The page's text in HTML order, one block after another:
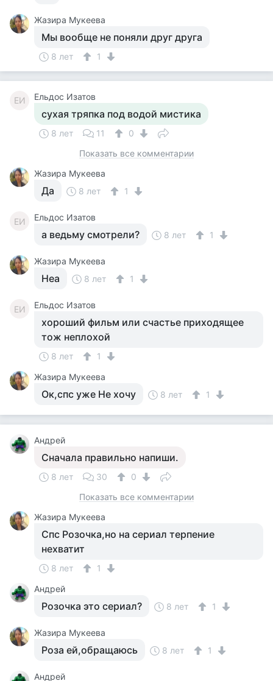
Жазира Мукеева
Мы вообще не поняли друг друга
8 лет 1
ЕИ Ельдос Изатов
сухая тряпка под водой мистика
8 лет 11
0
Показать все комментарии
Жазира Мукеева
Да 8 лет 1
ЕИ Ельдос Изатов
а ведьму смотрели? 8 лет 1
Жазира Мукеева
Неа 8 лет 1
ЕИ Ельдос Изатов
хороший фильм или счастье приходящее
тож неплохой
8 лет
1
Жазира Мукеева
Ок,спс уже Не хочу 8 лет 1
Андрей
Сначала правильно напиши.
8 лет 30
0
Показать все комментарии
Жазира Мукеева
Спс Розочка,но на сериал терпение
нехватит
8 лет
1
Андрей
Розочка это сериал? 8 лет 1
Жазира Мукеева
Роза ей,обращаюсь 8 лет 1
Андрей